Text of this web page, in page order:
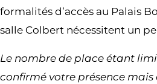
formalités d’accès au Palais
salle Colbert nécessitent un
Le nombre de place étant
confirmé votre présence